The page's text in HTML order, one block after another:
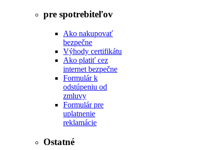
pre spotrebiteľov
Ako nakupovať
bezpečne
Výhody certifikátu
Ako platiť cez
internet bezpečne
Formulár k
odstúpeniu od
zmluvy
Formulár pre
uplatnenie
reklamácie
Ostatné